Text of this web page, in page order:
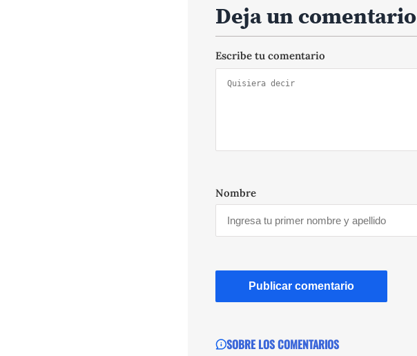
Deja un comentario
Escribe tu comentario
Nombre
SOBRE LOS COMENTARIOS